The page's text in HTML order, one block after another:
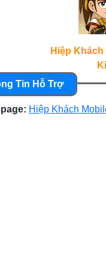
Hiệp Khách
Hiệp Khách